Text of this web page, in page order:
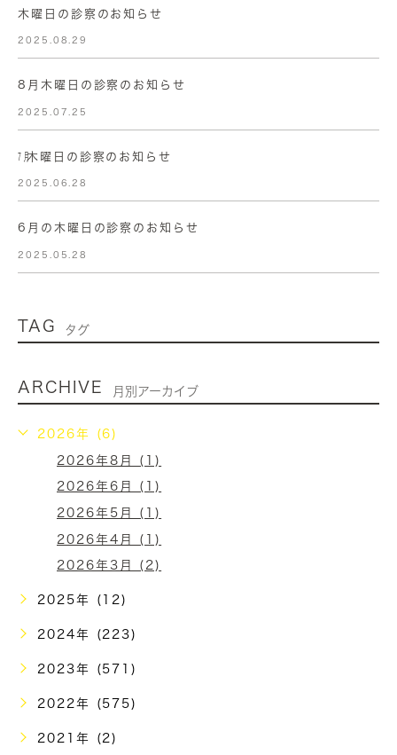
木曜日の診察のお知らせ
2025.08.29
8月木曜日の診察のお知らせ
2025.07.25
㋆木曜日の診察のお知らせ
2025.06.28
6月の木曜日の診察のお知らせ
2025.05.28
TAG タグ
ARCHIVE 月別アーカイブ
2026年 (6)
2026年8月 (1)
2026年6月 (1)
2026年5月 (1)
2026年4月 (1)
2026年3月 (2)
2025年 (12)
2024年 (223)
2023年 (571)
2022年 (575)
2021年 (2)